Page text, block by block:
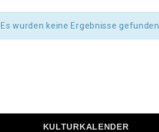
Es wurden keine Ergebnisse gefunden.
KULTURKALENDER